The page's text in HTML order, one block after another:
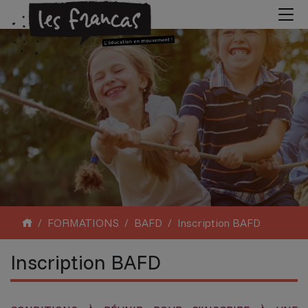
FORMATIONS BAFD Inscription BAFD
Inscription BAFD